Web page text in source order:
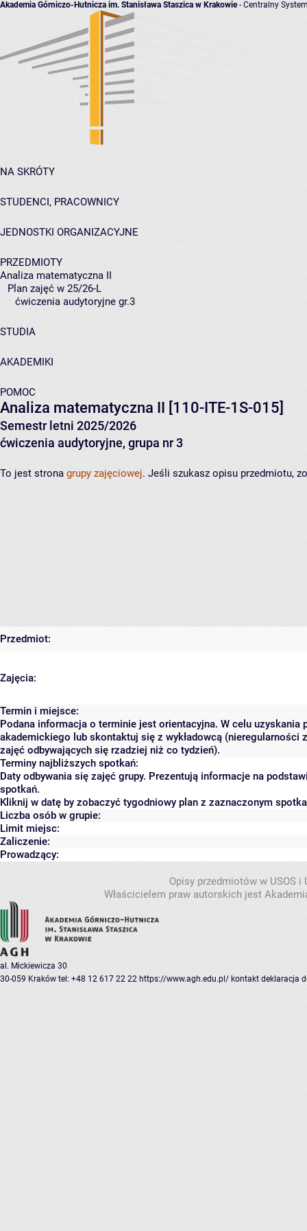
Akademia Górniczo-Hutnicza im. Stanisława Staszica w Krakowie- Centralny
NA SKRÓTY
STUDENCI, PRACOWNICY
JEDNOSTKI ORGANIZACYJNE
PRZEDMIOTY
Analiza matematyczna II
Plan zajęć w 25/26-L
ćwiczenia audytoryjne gr.3
STUDIA
AKADEMIKI
POMOC
Analiza matematyczna II [110-ITE-1S-015]
Semestr letni 2025/2026
ćwiczenia audytoryjne, grupa nr 3
To jest strona grupy zajęciowej. Jeśli szukasz opisu przedmiotu,
Przedmiot:
Zajęcia:
Termin i miejsce:
Podana informacja o terminie jest orientacyjna. W celu
akademickiego lub skontaktuj się z wykładowcą (nieregularności
zajęć odbywających się rzadziej niż co tydzień).
Terminy najbliższych spotkań:
Daty odbywania się zajęć grupy. Prezentują informacje na
spotkań.
Kliknij w datę by zobaczyć tygodniowy plan z zaznaczonym
Liczba osób w grupie:
Limit miejsc:
Zaliczenie:
Prowadzący:
Opisy przedmiotów w USOS
Właścicielem praw autorskich jest
al. Mickiewicza 30
30-059 Kraków tel: +48 12 617 22 22 https://www.agh.edu.pl/ kontakt deklaracja